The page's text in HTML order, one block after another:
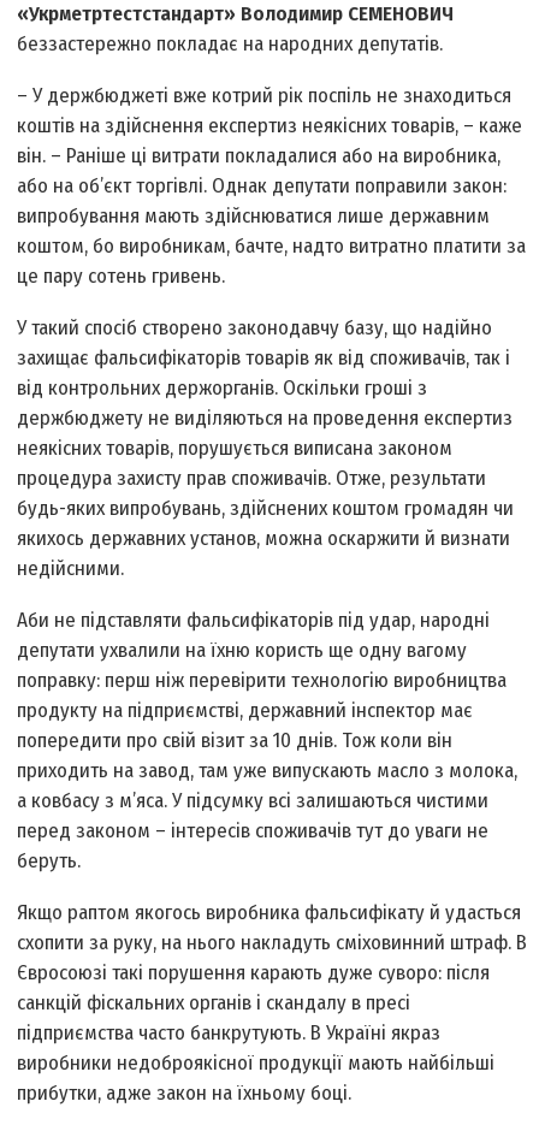
«Укрметртестстандарт» Володимир СЕМЕНОВИЧ
беззастережно покладає на народних депутатів.
– У держбюджеті вже котрий рік поспіль не знаходиться
коштів на здійснення експертиз неякісних товарів, – каже
він. – Раніше ці витрати покладалися або на виробника,
або на об’єкт торгівлі. Однак депутати поправили закон:
випробування мають здійснюватися лише державним
коштом, бо виробникам, бачте, надто витратно платити за
це пару сотень гривень.
У такий спосіб створено законодавчу базу, що надійно
захищає фальсифікаторів товарів як від споживачів, так і
від контрольних держорганів. Оскільки гроші з
держбюджету не виділяються на проведення експертиз
неякісних товарів, порушується виписана законом
процедура захисту прав споживачів. Отже, результати
будь-яких випробувань, здійснених коштом громадян чи
якихось державних установ, можна оскаржити й визнати
недійсними.
Аби не підставляти фальсифікаторів під удар, народні
депутати ухвалили на їхню користь ще одну вагому
поправку: перш ніж перевірити технологію виробництва
продукту на підприємстві, державний інспектор має
попередити про свій візит за 10 днів. Тож коли він
приходить на завод, там уже випускають масло з молока,
а ковбасу з м’яса. У підсумку всі залишаються чистими
перед законом – інтересів споживачів тут до уваги не
беруть.
Якщо раптом якогось виробника фальсифікату й удасться
схопити за руку, на нього накладуть сміховинний штраф. В
Євросоюзі такі порушення карають дуже суворо: після
санкцій фіскальних органів і скандалу в пресі
підприємства часто банкрутують. В Україні якраз
виробники недоброякісної продукції мають найбільші
прибутки, адже закон на їхньому боці.